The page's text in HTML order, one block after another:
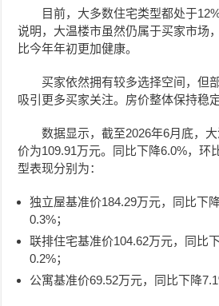
目前，大多数住宅类型都处于
说明，大温楼市虽然仍属于买家市场
比今年年初更加健康。
买家依然拥有较多选择空间，但
吸引更多买家关注。房价整体保持稳
数据显示，截至2026年6月底，
价为109.91万元。同比下降6.0%，环
型表现分别为：
独立屋基准价184.29万元，同比下
0.3%；
联排住宅基准价104.62万元，同比
0.2%；
公寓基准价69.52万元，同比下降